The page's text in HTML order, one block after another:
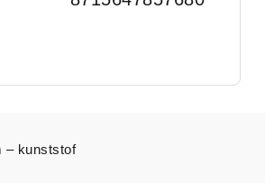
– kunststof